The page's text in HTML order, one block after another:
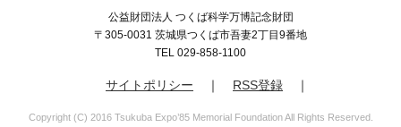
公益財団法人 つくば科学万博記念財団
〒305-0031 茨城県つくば市吾妻2丁目9番地
TEL 029-858-1100
サイトポリシー ｜ RSS登録 ｜
Copyright (C) 2016 Tsukuba Expo’85 Memorial Foundation All Rights Reserved.